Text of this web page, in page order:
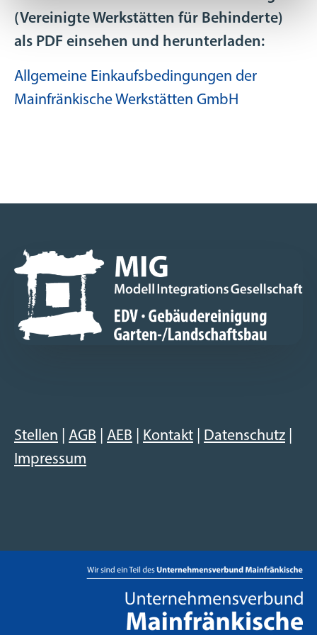
(Vereinigte Werkstätten für Behinderte)
als PDF einsehen und herunterladen:
Allgemeine Einkaufsbedingungen der
Mainfränkische Werkstätten GmbH
Stellen AGB AEB Kontakt Datenschutz
Impressum